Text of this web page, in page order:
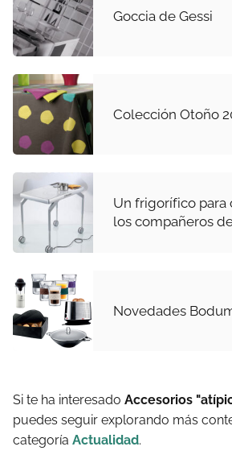
Goccia de Gessi
Colección Otoño
Un frigorífico para
los compañeros
Novedades
Si te ha interesado Accesorios
puedes seguir explorando más
categoría Actualidad.